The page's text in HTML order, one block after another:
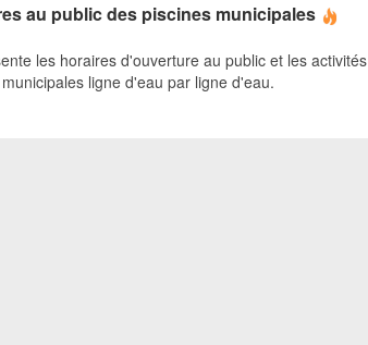
au public des piscines municipales
les horaires d'ouverture au public et les activités
ligne d'eau par ligne d'eau.